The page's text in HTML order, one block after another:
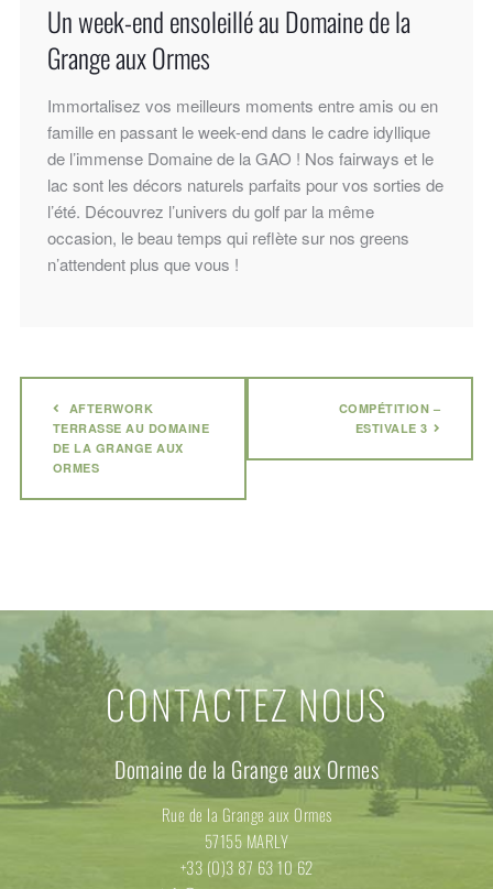
Un week-end ensoleillé au Domaine de la
Grange aux Ormes
Immortalisez vos meilleurs moments entre amis ou en
famille en passant le week-end dans le cadre idyllique
de l’immense Domaine de la GAO ! Nos fairways et le
lac sont les décors naturels parfaits pour vos sorties de
l’été. Découvrez l’univers du golf par la même
occasion, le beau temps qui reflète sur nos greens
n’attendent plus que vous !
AFTERWORK
TERRASSE AU DOMAINE
DE LA GRANGE AUX
ORMES
COMPÉTITION –
ESTIVALE 3
CONTACTEZ NOUS
Domaine de la Grange aux Ormes
Rue de la Grange aux Ormes
57155 MARLY
+33 (0)3 87 63 10 62